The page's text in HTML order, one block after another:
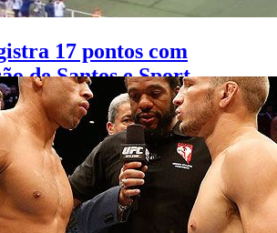
17 pontos com
de Santos e Sport
do Brasil